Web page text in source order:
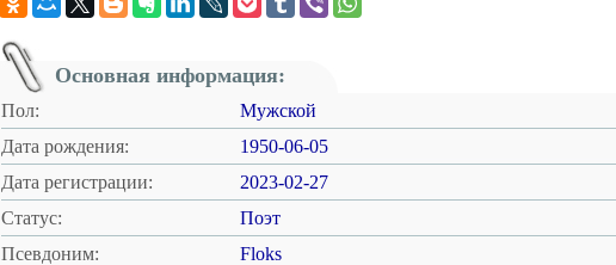
Основная информация:
Пол:
Мужской
Дата рождения:
1950-06-05
Дата регистрации:
2023-02-27
Статус:
Поэт
Псевдоним:
Floks